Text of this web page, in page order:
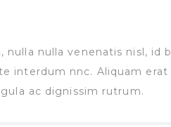
nulla nulla venenatis nisl,
interdum nnc. Aliquam
ac dignissim rutrum.